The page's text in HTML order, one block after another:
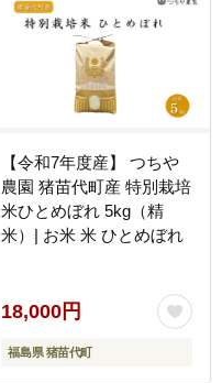
【令和7年度産】 つちや
農園 猪苗代町産 特別栽培
米ひとめぼれ 5kg（精
米）| お米 米 ひとめぼれ
18,000円
福島県 猪苗代町